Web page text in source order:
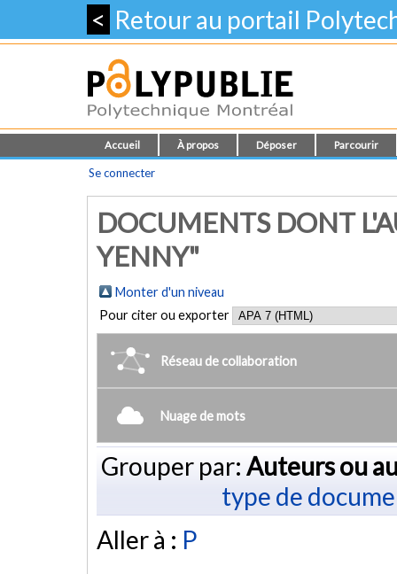
< Retour au portail
Accueil À propos Déposer Parcourir
Se connecter
DOCUMENTS DONT
YENNY"
Monter d'un niveau
Pour citer ou exporter
Réseau de collaboration
Nuage de mots
Grouper par: Auteurs ou
type de
Aller à : P